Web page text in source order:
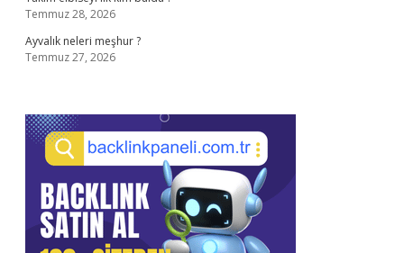
Temmuz 28, 2026
Ayvalık neleri meşhur ?
Temmuz 27, 2026